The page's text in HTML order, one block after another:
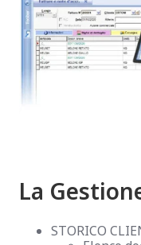
La
STORICO